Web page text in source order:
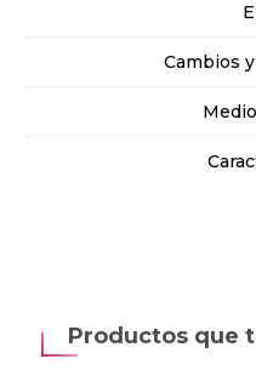
Cambios
Productos que